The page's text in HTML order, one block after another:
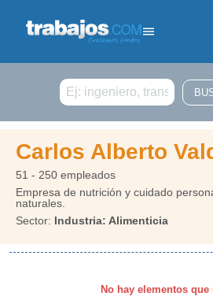
Buscar
Carlos Alberto
51 - 250 empleados
Empresa de nutrición y cuidado
naturales.
Sector: Industria: Alimenticia
No hay elementos que